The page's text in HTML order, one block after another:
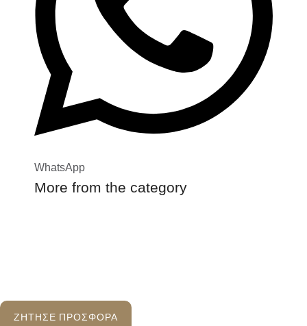
WhatsApp
More from the category
ΖΗΤΗΣΕ ΠΡΟΣΦΟΡΑ